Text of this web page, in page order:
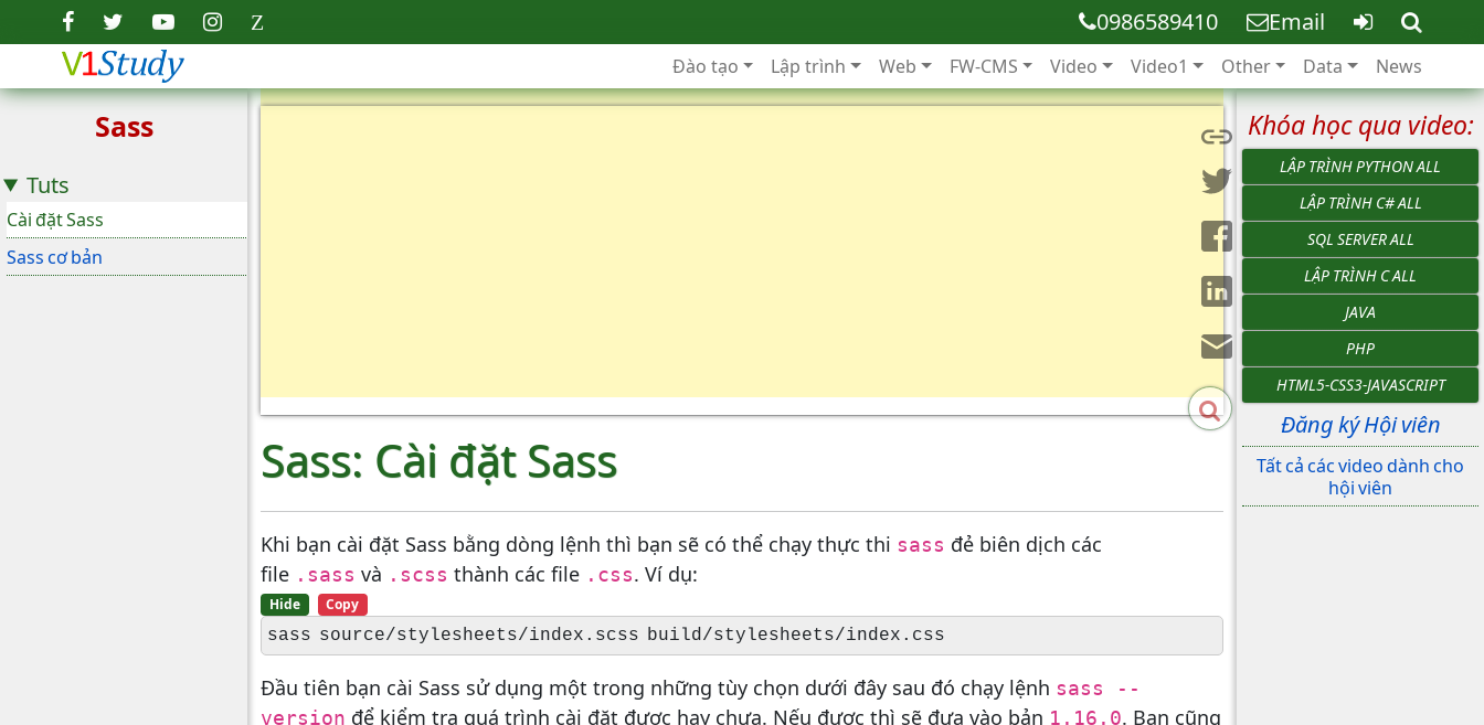
0986589410 Email
Đào tạo Lập trình Web FW-CMS Video Video1 Other Data News
Sass
Tuts
Cài đặt Sass
Sass cơ bản
Sass: Cài đặt Sass
Khi bạn cài đặt Sass bằng dòng lệnh thì bạn sẽ có thể chạy thực thi sass đẻ biên dịch các
file .sass và .scss thành các file .css. Ví dụ:
Hide Copy
Đầu tiên bạn cài Sass sử dụng một trong những tùy chọn dưới đây sau đó chạy lệnh sass --
version để kiểm tra quá trình cài đặt được hay chưa. Nếu được thì sẽ đưa vào bản 1.16.0. Bạn cũng
Khóa học qua video:
LẬP TRÌNH PYTHON ALL
LẬP TRÌNH C# ALL
SQL SERVER ALL
LẬP TRÌNH C ALL
JAVA
PHP
HTML5-CSS3-JAVASCRIPT
Đăng ký Hội viên
Tất cả các video dành cho
hội viên